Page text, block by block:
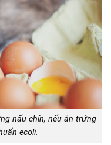
nấu chín, nếu ăn trứng
ecoli.